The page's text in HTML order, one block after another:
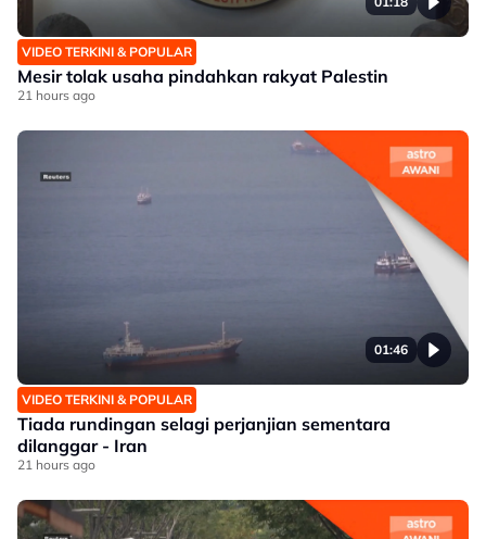
VIDEO TERKINI & POPULAR
Mesir tolak usaha pindahkan rakyat Palestin
21 hours ago
01:46
VIDEO TERKINI & POPULAR
Tiada rundingan selagi perjanjian sementara
dilanggar - Iran
21 hours ago